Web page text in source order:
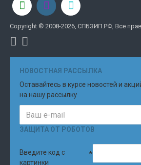
Copyright © 2008-2026, СПБЗИП.РФ, Все
НОВОСТНАЯ РАССЫЛКА
Оставайтесь в курсе новостей и
на нашу рассылку
ЗАЩИТА ОТ РОБОТОВ
Введите код с
картинки